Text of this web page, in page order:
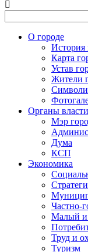
О городе
История
Карта
Устав
Жители
Органы власти
Мэр
Дума
КСП
Экономика
Частно-
Малый и
Труд и
Туризм